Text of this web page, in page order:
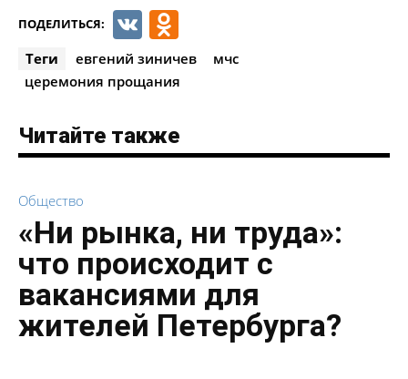
ПОДЕЛИТЬСЯ: VK
Теги евгений зиничев
мчс
церемония прощания
Читайте также
Общество
«Ни рынка, ни труда»:
что происходит с
вакансиями для
жителей Петербурга?